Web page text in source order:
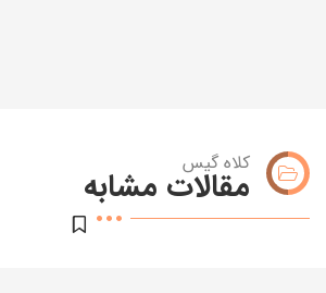
کلاه گیس
مقالات مشابه